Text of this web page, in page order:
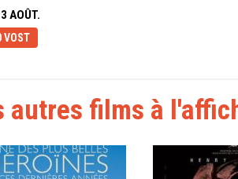
AOÛT.
VOST
autres films à